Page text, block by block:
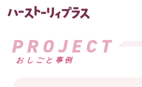
ハー
PROJECT
おしごと事例